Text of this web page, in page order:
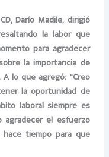
Darío Madile, dirigió
la labor que
para agradecer
la importancia de
lo que agregó: “Creo
la oportunidad de
laboral siempre es
agradecer el esfuerzo
tiempo para que